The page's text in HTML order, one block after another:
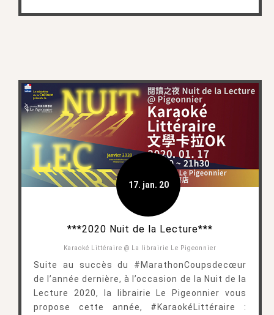
17. jan. 20
***2020 Nuit de la Lecture***
Karaoké Littéraire @ La librairie Le Pigeonnier
Suite au succès du #MarathonCoupsdecœur
de l’année dernière, à l’occasion de la Nuit de la
Lecture 2020, la librairie Le Pigeonnier vous
propose cette année, #KaraokéLittéraire :